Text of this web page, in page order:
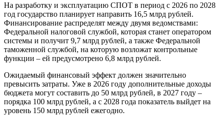
На разработку и эксплуатацию СПОТ в период с 2026 по 2028
год государство планирует направить 16,5 млрд рублей.
Финансирование распределят между двумя ведомствами:
Федеральной налоговой службой, которая станет оператором
системы и получит 9,7 млрд рублей, а также Федеральной
таможенной службой, на которую возложат контрольные
функции – ей предусмотрено 6,8 млрд рублей.
Ожидаемый финансовый эффект должен значительно
превысить затраты. Уже в 2026 году дополнительные доходы
бюджета могут составить до 50 млрд рублей, в 2027 году –
порядка 100 млрд рублей, а с 2028 года показатель выйдет на
уровень 150 млрд рублей ежегодно.